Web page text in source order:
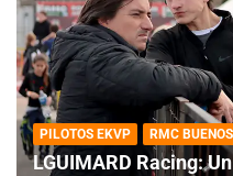
PILOTOS EKVP RMC
LGUIMARD Racing: